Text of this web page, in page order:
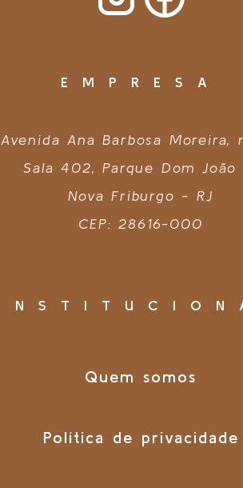
EMPRESA
Ana Barbosa Moreira,
Sala 402, Parque Dom João
Nova Friburgo - RJ
CEP: 28616-000
Quem somos
Política de privacidade